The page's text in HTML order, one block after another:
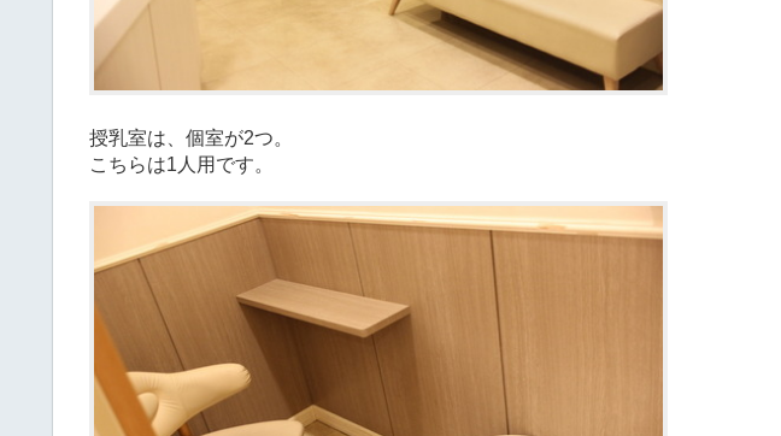
授乳室は、個室が2つ。
こちらは1人用です。